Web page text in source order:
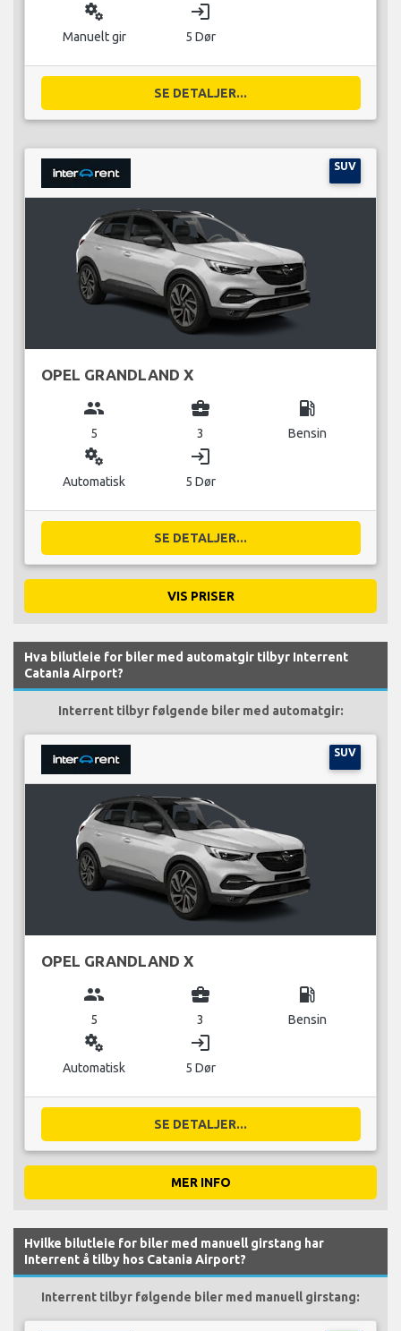
miscellaneous_services
Manuelt gir
login
5 Dør
SE DETALJER...
SUV
OPEL GRANDLAND X
group
5
business_center
3
local_gas_station
Bensin
miscellaneous_services
Automatisk
login
5 Dør
SE DETALJER...
VIS PRISER
Hva bilutleie for biler med automatgir tilbyr Interrent
Catania Airport?
Interrent tilbyr følgende biler med automatgir:
SUV
OPEL GRANDLAND X
group
5
business_center
3
local_gas_station
Bensin
miscellaneous_services
Automatisk
login
5 Dør
SE DETALJER...
MER INFO
Hvilke bilutleie for biler med manuell girstang har
Interrent å tilby hos Catania Airport?
Interrent tilbyr følgende biler med manuell girstang: